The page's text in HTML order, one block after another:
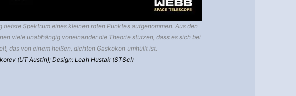
tiefste Spektrum eines kleinen roten Punktes aufgenommen. Aus den
viele unabhängig voneinander die Theorie stützen, dass es sich bei
das von einem heißen, dichten Gaskokon umhüllt ist.
(UT Austin); Design: Leah Hustak (STScI)